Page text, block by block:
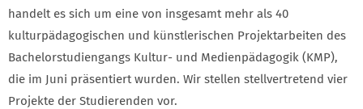
handelt es sich um eine von insgesamt mehr als 40
kulturpädagogischen und künstlerischen Projektarbeiten des
Bachelorstudiengangs Kultur- und Medienpädagogik (KMP),
die im Juni präsentiert wurden. Wir stellen stellvertretend vier
Projekte der Studierenden vor.